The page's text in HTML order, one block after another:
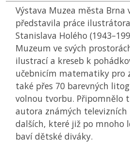
Výstava Muzea města Brna
představila práce
Stanislava Holého
Muzeum ve svých
ilustrací a kreseb k
učebnicím matematiky pro
také přes 70 barevných
volnou tvorbu. Připomnělo
autora známých televizních
dalších, které již po mnoho
baví dětské diváky.